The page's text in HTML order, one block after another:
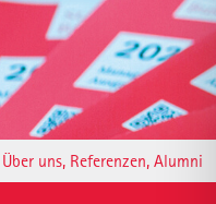
Über uns, Referenzen, Alumni